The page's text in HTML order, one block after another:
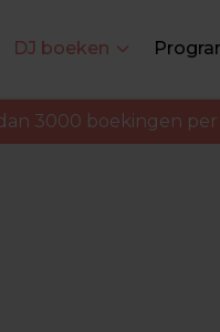
DJ boeken
3000 boekingen per